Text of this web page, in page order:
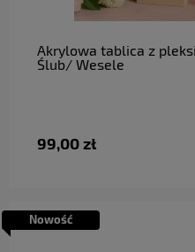
Akrylowa tablica z
Ślub/ Wesele
99,00 zł
Nowość